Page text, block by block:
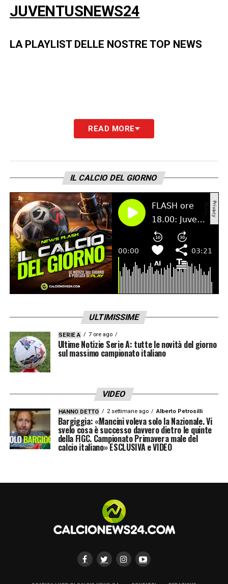
JUVENTUSNEWS24
LA PLAYLIST DELLE NOSTRE TOP NEWS
READ MORE
IL CALCIO DEL GIORNO
ULTIMISSIME
SERIE A 7 ore ago
Ultime Notizie Serie A: tutte le novità del giorno
sul massimo campionato italiano
VIDEO
HANNO DETTO 2 settimane ago Alberto Petrosilli
Bargiggia: «Mancini voleva solo la Nazionale. Vi
svelo cosa è successo davvero dietro le quinte
della FIGC. Campionato Primavera male del
calcio italiano» ESCLUSIVA e VIDEO